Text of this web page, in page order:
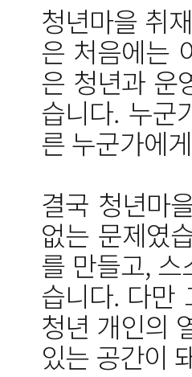
청년마을 취
은 처음에는
은 청년과 운
습니다. 누군
른 누군가에
결국 청년마
없는 문제였
를 만들고,
습니다. 다만
청년 개인의
있는 공간이